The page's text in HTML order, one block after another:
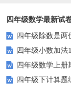
四年级数学最新试
四年级除数是两
11页四年级小数加法
四年级数学上册
及详细答案(5套)
四年级下计算题